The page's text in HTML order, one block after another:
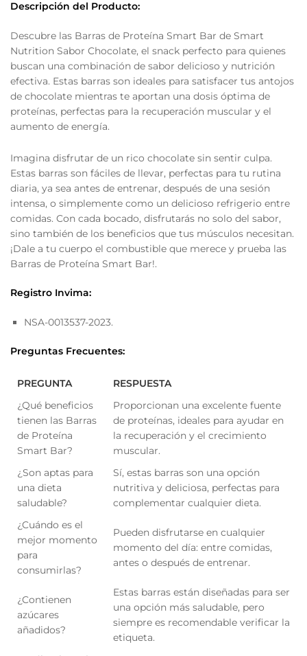
Descripción del Producto:
Descubre las Barras de Proteína Smart Bar de Smart
Nutrition Sabor Chocolate, el snack perfecto para quienes
buscan una combinación de sabor delicioso y nutrición
efectiva. Estas barras son ideales para satisfacer tus antojos
de chocolate mientras te aportan una dosis óptima de
proteínas, perfectas para la recuperación muscular y el
aumento de energía.
Imagina disfrutar de un rico chocolate sin sentir culpa.
Estas barras son fáciles de llevar, perfectas para tu rutina
diaria, ya sea antes de entrenar, después de una sesión
intensa, o simplemente como un delicioso refrigerio entre
comidas. Con cada bocado, disfrutarás no solo del sabor,
sino también de los beneficios que tus músculos necesitan.
¡Dale a tu cuerpo el combustible que merece y prueba las
Barras de Proteína Smart Bar!.
Registro Invima:
NSA-0013537-2023.
Preguntas Frecuentes:
PREGUNTA
RESPUESTA
¿Qué beneficios
tienen las Barras
de Proteína
Smart Bar?
Proporcionan una excelente fuente
de proteínas, ideales para ayudar en
la recuperación y el crecimiento
muscular.
¿Son aptas para
una dieta
saludable?
Sí, estas barras son una opción
nutritiva y deliciosa, perfectas para
complementar cualquier dieta.
¿Cuándo es el
mejor momento
para
consumirlas?
Pueden disfrutarse en cualquier
momento del día: entre comidas,
antes o después de entrenar.
¿Contienen
azúcares
añadidos?
Estas barras están diseñadas para ser
una opción más saludable, pero
siempre es recomendable verificar la
etiqueta.